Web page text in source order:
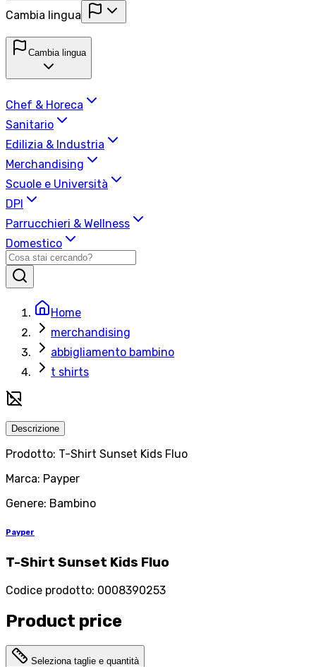
Cambia lingua
Cambia lingua
Chef & Horeca
Sanitario
Edilizia & Industria
Merchandising
Scuole e Università
DPI
Parrucchieri & Wellness
Domestico
Home
merchandising
abbigliamento bambino
t shirts
Descrizione
Prodotto: T-Shirt Sunset Kids Fluo
Marca: Payper
Genere: Bambino
Payper
T-Shirt Sunset Kids Fluo
Codice prodotto: 0008390253
Product price
Seleziona taglie e quantità